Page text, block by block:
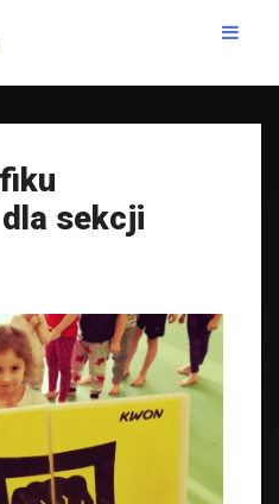
sekcji